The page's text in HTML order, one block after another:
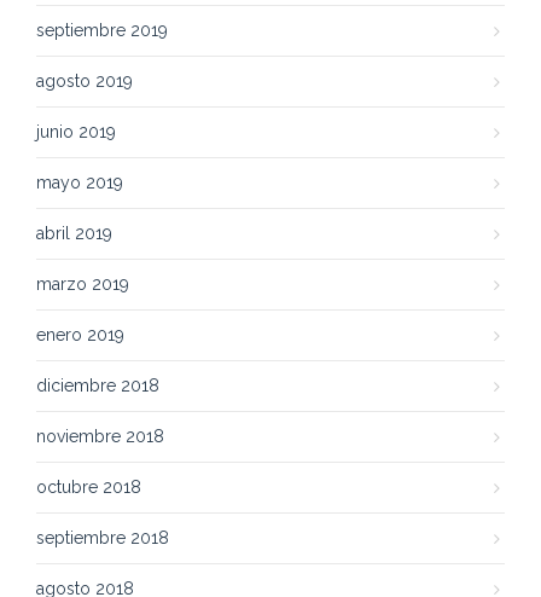
septiembre 2019
agosto 2019
junio 2019
mayo 2019
abril 2019
marzo 2019
enero 2019
diciembre 2018
noviembre 2018
octubre 2018
septiembre 2018
agosto 2018